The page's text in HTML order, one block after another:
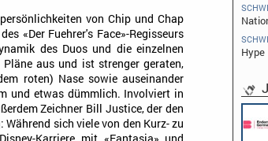
von Chip und Chap
«Der Fuehrer's Face»-Regisseurs
des Duos und die einzelnen
aus und ist strenger geraten,
roten) Nase sowie auseinander
und etwas dümmlich. Involviert in
Zeichner Bill Justice, der den
Während sich viele von den Kurz- zu
Pflichtpraktikant (w/m/d)
Endemol Shine Group Germany
Köln